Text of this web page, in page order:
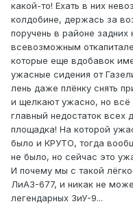
какой-то! Ехать в них
колдобине, держась за
поручень в районе
всевозможным
которые еще вдобавок
ужасные сидения от
лень даже плёнку снять
и щелкают ужасно, но
главный недостаток всех
площадка! На которой
было и КРУТО, тогда
не было, но сейчас это
И почему мы с такой
ЛиАЗ-677, и никак не
легендарных ЗиУ-9...